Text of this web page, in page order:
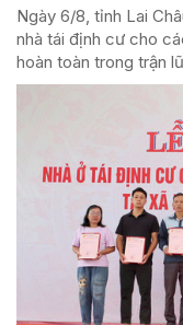
Ngày 6/8, tỉnh Lai
nhà tái định cư cho
hoàn toàn trong trận